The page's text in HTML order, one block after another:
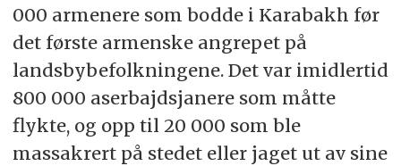
000 armenere som bodde i Karabakh før
det første armenske angrepet på
landsbybefolkningene. Det var imidlertid
800 000 aserbajdsjanere som måtte
flykte, og opp til 20 000 som ble
massakrert på stedet eller jaget ut av sine